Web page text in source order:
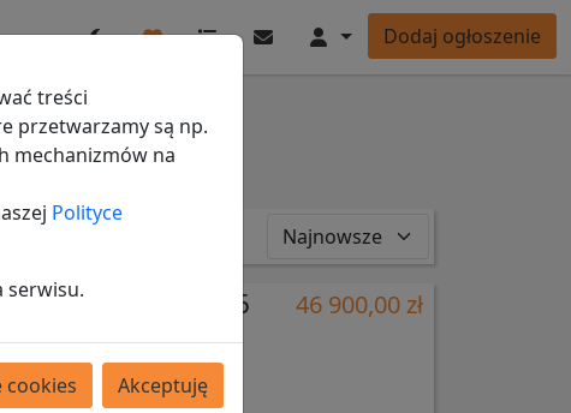
UlubioneOgłoszeniaWiadomości
KontoDodaj ogłoszenie
rok automat 6
nawigacja
46 900,00 zł
treści
przetwarzamy są np.
mechanizmów na
Polityce
serwisu.
cookies Akceptuję